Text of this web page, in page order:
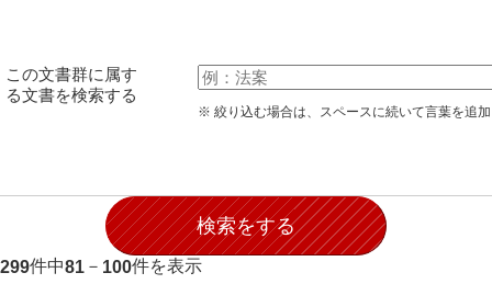
伊藤家文書（山口市）
伊藤家文書（宇部市）
井上家文書（宇部市）
井上家文書（大和町）
井上家文書（防府市）
この文書群に属す
る文書を検索する
※ 絞り込む場合は、スペースに続いて言葉を追
299件中81 － 100件を表示